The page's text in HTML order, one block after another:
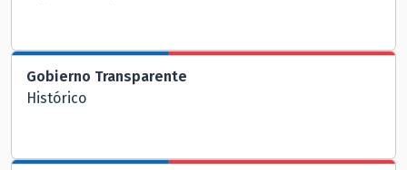
Gobierno Transparente
Histórico